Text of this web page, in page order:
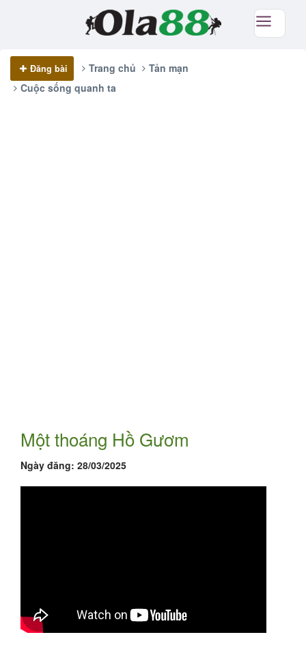
Đăng bài Trang chủ
Tản mạn
Cuộc sống quanh ta
Một thoáng Hồ Gươm
Ngày đăng: 28/03/2025